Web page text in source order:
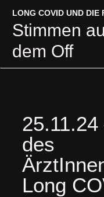
LONG COVID UND DIE
Stimmen
dem Off
LONG COVID UND DIE
Stimmen
dem Off
des
Long